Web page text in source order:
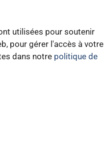
utilisées pour soutenir
pour gérer l'accès à votre
dans notre politique de